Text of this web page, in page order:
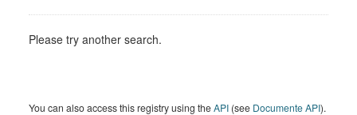
Please try another search.
You can also access this registry using theAPI (see Documente API).